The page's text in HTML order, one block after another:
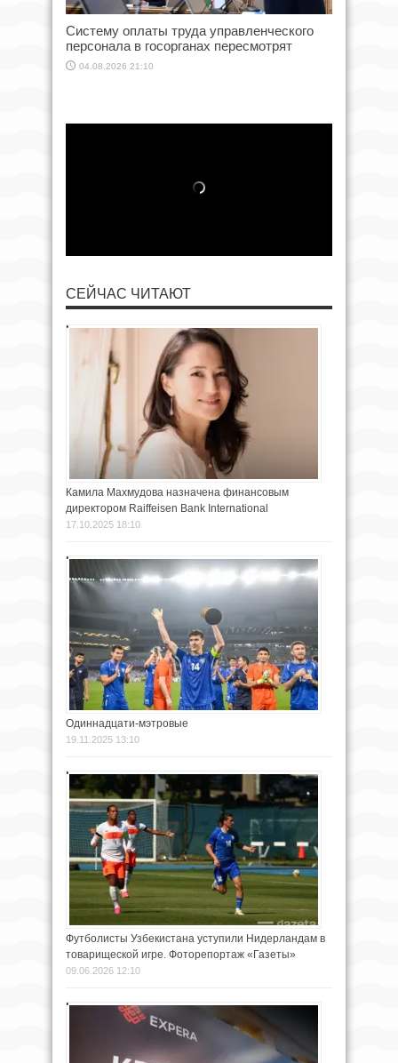
Систему оплаты труда управленческого
персонала в госорганах пересмотрят
04.08.2026 21:10
СЕЙЧАС ЧИТАЮТ
Камила Махмудова назначена финансовым
директором Raiffeisen Bank International
17.10.2025 18:10
Одиннадцати-мэтровые
19.11.2025 13:10
Футболисты Узбекистана уступили Нидерландам в
товарищеской игре. Фоторепортаж «Газеты»
09.06.2026 12:10